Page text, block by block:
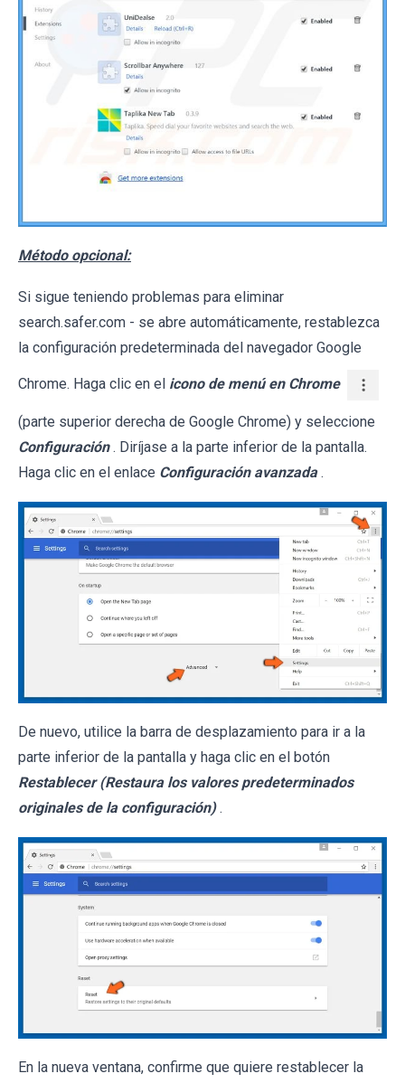
Método opcional:
Si sigue teniendo problemas para eliminar
search.safer.com - se abre automáticamente, restablezca
la configuración predeterminada del navegador Google
Chrome. Haga clic en el icono de menú en Chrome
(parte superior derecha de Google Chrome) y seleccione
Configuración . Diríjase a la parte inferior de la pantalla.
Haga clic en el enlace Configuración avanzada .
De nuevo, utilice la barra de desplazamiento para ir a la
parte inferior de la pantalla y haga clic en el botón
Restablecer (Restaura los valores predeterminados
originales de la configuración) .
En la nueva ventana, confirme que quiere restablecer la